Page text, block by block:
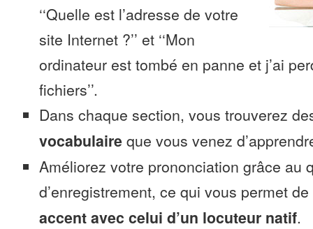
‘‘Quelle est l’adresse de votre
site Internet ?’’ et ‘‘Mon
ordinateur est tombé en panne et j’ai
fichiers’’.
Dans chaque section, vous trouverez
vocabulaire que vous venez
Améliorez votre prononciation grâce au
d’enregistrement, ce qui vous permet de
accent avec celui d’un locuteur natif.